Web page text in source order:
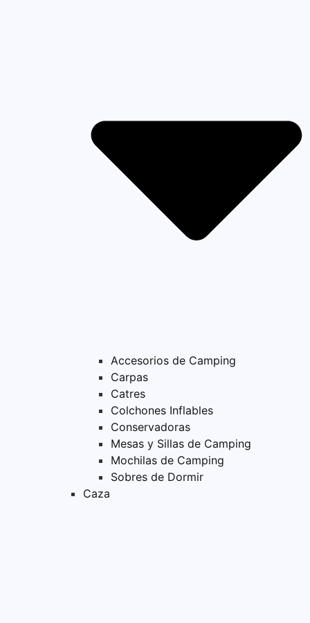
Accesorios de Camping
Carpas
Catres
Colchones Inflables
Conservadoras
Mesas y Sillas de Camping
Mochilas de Camping
Sobres de Dormir
Caza